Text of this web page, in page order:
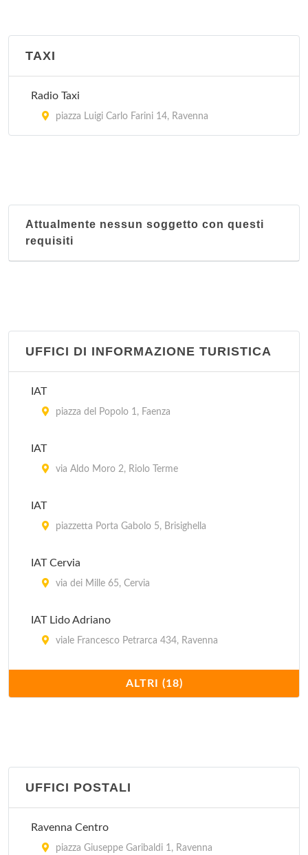
TAXI
Radio Taxi
piazza Luigi Carlo Farini 14, Ravenna
Attualmente nessun soggetto con questi
requisiti
UFFICI DI INFORMAZIONE TURISTICA
IAT
piazza del Popolo 1, Faenza
IAT
via Aldo Moro 2, Riolo Terme
IAT
piazzetta Porta Gabolo 5, Brisighella
IAT Cervia
via dei Mille 65, Cervia
IAT Lido Adriano
viale Francesco Petrarca 434, Ravenna
viale Fratelli Vivaldi 51, Ravenna
IAT Lido di Savio
IAT Milano Marittima
ALTRI (18)
UFFICI POSTALI
Ravenna Centro
piazza Giuseppe Garibaldi 1, Ravenna